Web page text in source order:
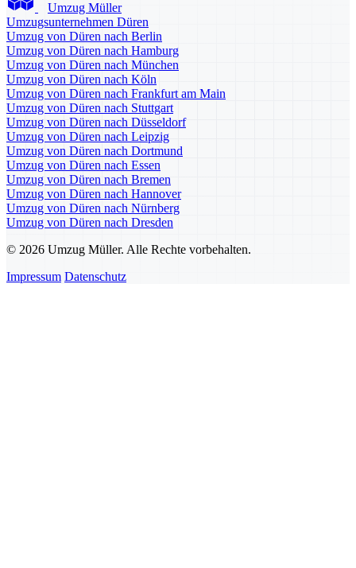
Umzug Müller
Umzugsunternehmen Düren
Umzug von Düren nach Berlin
Umzug von Düren nach Hamburg
Umzug von Düren nach München
Umzug von Düren nach Köln
Umzug von Düren nach Frankfurt am Main
Umzug von Düren nach Stuttgart
Umzug von Düren nach Düsseldorf
Umzug von Düren nach Leipzig
Umzug von Düren nach Dortmund
Umzug von Düren nach Essen
Umzug von Düren nach Bremen
Umzug von Düren nach Hannover
Umzug von Düren nach Nürnberg
Umzug von Düren nach Dresden
© 2026 Umzug Müller. Alle Rechte vorbehalten.
Impressum Datenschutz